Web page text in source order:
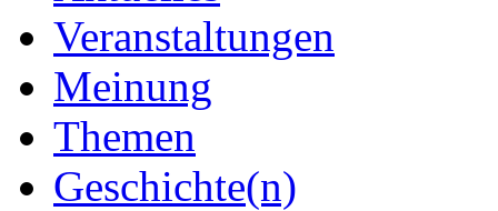
Veranstaltungen
Meinung
Themen
Geschichte(n)